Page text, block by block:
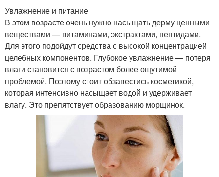
Увлажнение и питание
В этом возрасте очень нужно насыщать дерму ценными
веществами — витаминами, экстрактами, пептидами.
Для этого подойдут средства с высокой концентрацией
целебных компонентов. Глубокое увлажнение — потеря
влаги становится с возрастом более ощутимой
проблемой. Поэтому стоит обзавестись косметикой,
которая интенсивно насыщает водой и удерживает
влагу. Это препятствует образованию морщинок.